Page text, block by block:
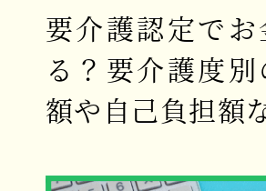
要介護認定で
る？要介護度
額や自己負担額